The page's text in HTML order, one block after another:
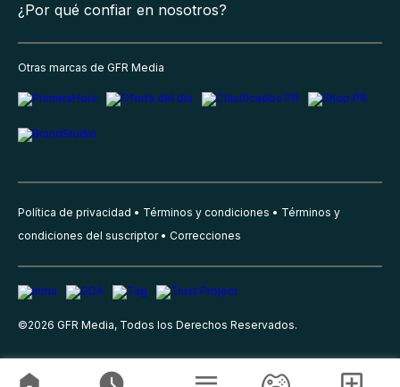
¿Por qué confiar en nosotros?
Otras marcas de GFR Media
Política de privacidad Términos y condiciones
Términos y
condiciones del suscriptor
Correcciones
©2026 GFR Media, Todos los Derechos Reservados.